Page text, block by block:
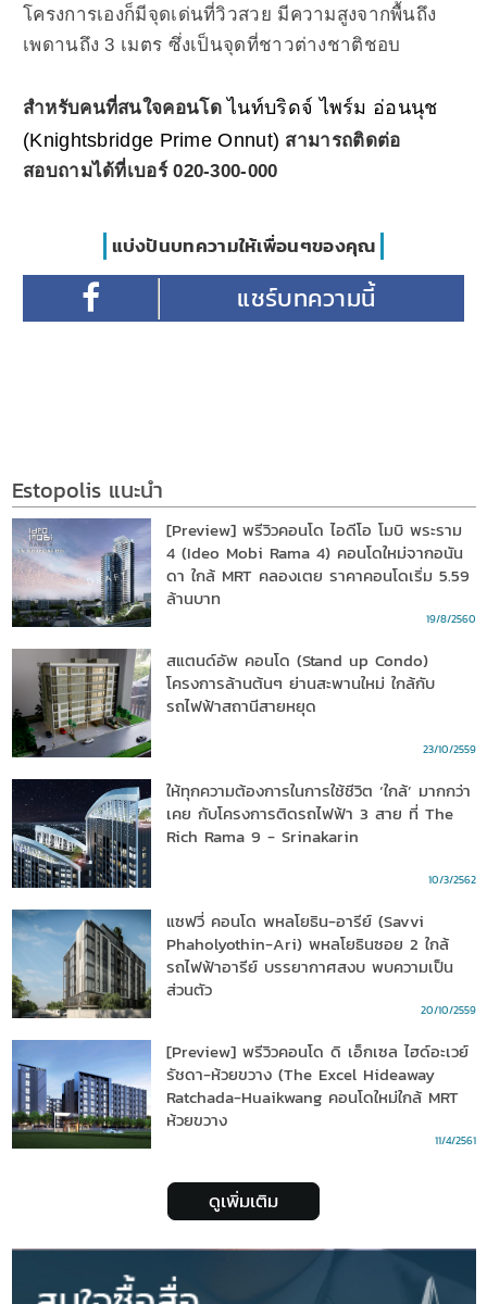
โครงการเองก็มีจุดเด่นที่วิวสวย มีความสูงจากพื้นถึง
เพดานถึง 3 เมตร ซึ่งเป็นจุดที่ชาวต่างชาติชอบ
สำหรับคนที่สนใจคอนโดไนท์บริดจ์ ไพร์ม อ่อนนุช
(Knightsbridge Prime Onnut) สามารถติดต่อ
สอบถามได้ที่เบอร์ 020-300-000
แบ่งปันบทความให้เพื่อนๆของคุณ
Estopolis แนะนำ
[Preview] พรีวิวคอนโด ไอดีโอ โมบิ พระราม
4 (Ideo Mobi Rama 4) คอนโดใหม่จากอนัน
ดา ใกล้ MRT คลองเตย ราคาคอนโดเริ่ม 5.59
ล้านบาท
19/8/2560
สแตนด์อัพ คอนโด (Stand up Condo)
โครงการล้านต้นๆ ย่านสะพานใหม่ ใกล้กับ
รถไฟฟ้าสถานีสายหยุด
23/10/2559
ให้ทุกความต้องการในการใช้ชีวิต ‘ใกล้’ มากกว่า
เคย กับโครงการติดรถไฟฟ้า 3 สาย ที่ The
Rich Rama 9 - Srinakarin
10/3/2562
แซฟวี่ คอนโด พหลโยธิน-อารีย์ (Savvi
Phaholyothin-Ari) พหลโยธินซอย 2 ใกล้
รถไฟฟ้าอารีย์ บรรยากาศสงบ พบความเป็น
ส่วนตัว
20/10/2559
[Preview] พรีวิวคอนโด ดิ เอ็กเซล ไฮด์อะเวย์
รัชดา-ห้วยขวาง (The Excel Hideaway
Ratchada-Huaikwang คอนโดใหม่ใกล้ MRT
ห้วยขวาง
11/4/2561
ดูเพิ่มเติม